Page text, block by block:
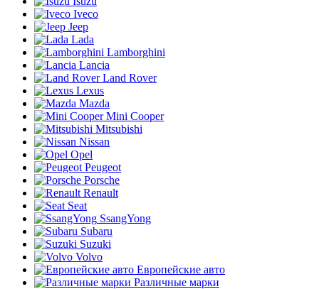
Iveco
Jeep
Lada
Lamborghini
Lancia
Land Rover
Lexus
Mazda
Mini Cooper
Mitsubishi
Nissan
Opel
Peugeot
Porsche
Renault
Seat
SsangYong
Subaru
Suzuki
Volvo
Европейские авто
Различные марки